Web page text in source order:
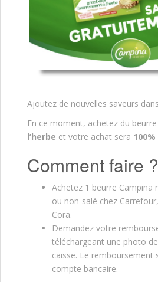
Ajoutez de nouvelles saveurs
En ce moment, achetez du beurre
l’herbe et votre achat sera
Comment faire ?
Achetez 1 beurre Campina
ou non-salé chez
Cora.
Demandez votre
téléchargeant une photo
caisse. Le remboursement
compte bancaire.